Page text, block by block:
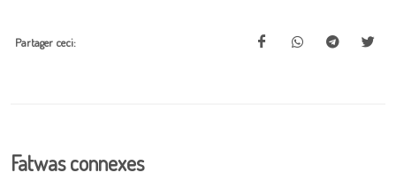
Partager ceci:
Fatwas connexes